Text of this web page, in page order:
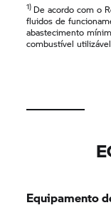
1) De acordo com o
fluidos de
abastecimento
combustível
Equipamento